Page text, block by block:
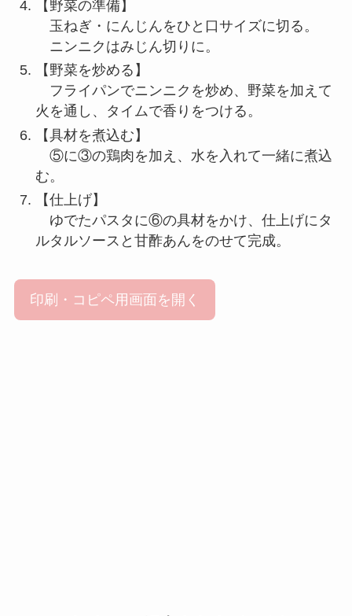
【野菜の準備】
玉ねぎ・にんじんをひと口サイズに切る。
ニンニクはみじん切りに。
【野菜を炒める】
フライパンでニンニクを炒め、野菜を加えて
火を通し、タイムで香りをつける。
【具材を煮込む】
⑤に③の鶏肉を加え、水を入れて一緒に煮込
む。
【仕上げ】
ゆでたパスタに⑥の具材をかけ、仕上げにタ
ルタルソースと甘酢あんをのせて完成。
印刷・コピペ用画面を開く